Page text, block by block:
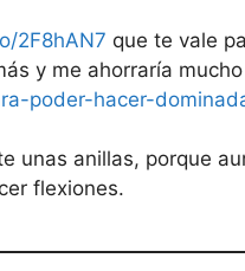
2F8hAN7 que te vale
y me ahorraría mucho
poder-hacer-
unas anillas, porque
flexiones.